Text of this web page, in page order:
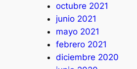
octubre 2021
junio 2021
mayo 2021
febrero 2021
diciembre 2020